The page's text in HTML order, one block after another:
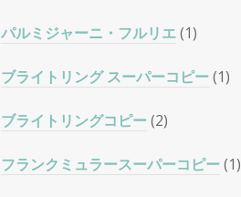
パルミジャーニ・フルリエ(1)
ブライトリング スーパーコピー(1)
ブライトリングコピー(2)
フランクミュラースーパーコピー(1)